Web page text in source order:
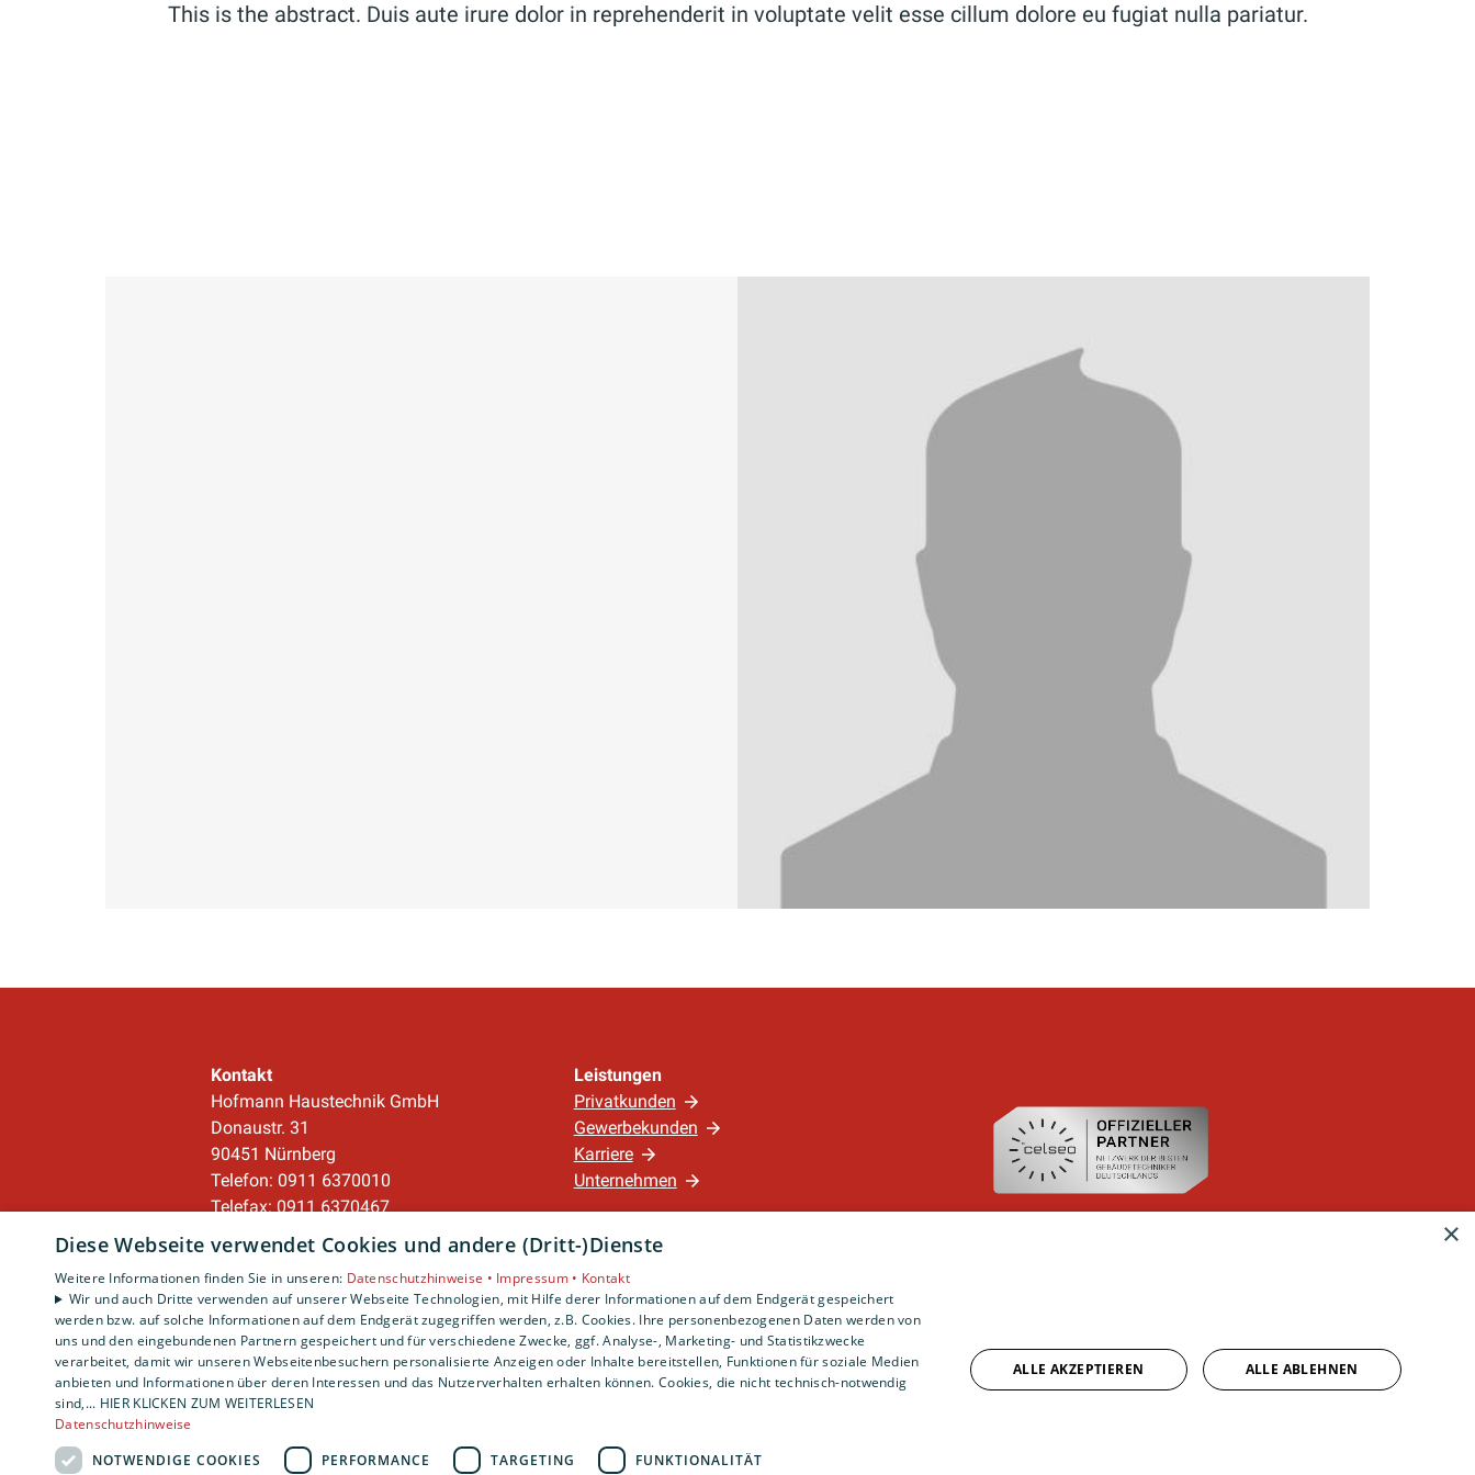
This is the abstract. Duis aute irure dolor in reprehenderit in voluptate velit esse cillum dolore eu fugiat nulla pariatur.
Kontakt
Hofmann Haustechnik GmbH
Donaustr. 31
90451 Nürnberg
Telefon: 0911 6370010
Telefax: 0911 6370467
service@hofmann-haustechnik.de
Unternehmen
AGB
·Datenschutz
·
Impressum
·
Barrierefreiheitserklärung
Leistungen
Privatkunden
Gewerbekunden
Karriere
Unternehmen
Standort
Nürnberg
×
Diese Webseite verwendet Cookies und andere (Dritt-)Dienste
Weitere Informationen finden Sie in unseren: Datenschutzhinweise • Impressum • Kontakt
Wir und auch Dritte verwenden auf unserer Webseite Technologien, mit Hilfe derer Informationen auf dem Endgerät gespeichert
werden bzw. auf solche Informationen auf dem Endgerät zugegriffen werden, z.B. Cookies. Ihre personenbezogenen Daten werden von
uns und den eingebundenen Partnern gespeichert und für verschiedene Zwecke, ggf. Analyse-, Marketing- und Statistikzwecke
verarbeitet, damit wir unseren Webseitenbesuchern personalisierte Anzeigen oder Inhalte bereitstellen, Funktionen für soziale Medien
anbieten und Informationen über deren Interessen und das Nutzerverhalten erhalten können. Cookies, die nicht technisch-notwendig
sind,... HIER KLICKEN ZUM WEITERLESEN
Datenschutzhinweise
NOTWENDIGE COOKIES
PERFORMANCE TARGETING FUNKTIONALITÄT
ALLE AKZEPTIEREN ALLE ABLEHNEN